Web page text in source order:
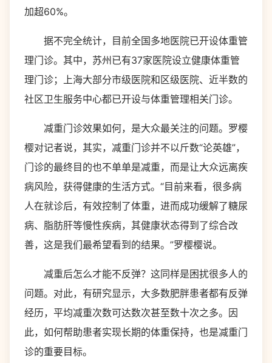
加超60%。
据不完全统计，目前全国多地医院已开设体重管
理门诊。其中，苏州已有37家医院设立健康体重管
理门诊；上海大部分市级医院和区级医院、近半数的
社区卫生服务中心都已开设与体重管理相关门诊。
减重门诊效果如何，是大众最关注的问题。罗樱
樱对记者说，其实，减重门诊并不以斤数“论英雄”，
门诊的最终目的也不单单是减重，而是让大众远离疾
病风险，获得健康的生活方式。“目前来看，很多病
人在就诊后，有效控制了体重，进而成功缓解了糖尿
病、脂肪肝等慢性疾病，其健康状态得到了综合改
善，这是我们最希望看到的结果。”罗樱樱说。
减重后怎么才能不反弹？这同样是困扰很多人的
问题。对此，有研究显示，大多数肥胖患者都有反弹
经历，平均减重次数可达数次甚至数十次之多。因
此，如何帮助患者实现长期的体重保持，也是减重门
诊的重要目标。